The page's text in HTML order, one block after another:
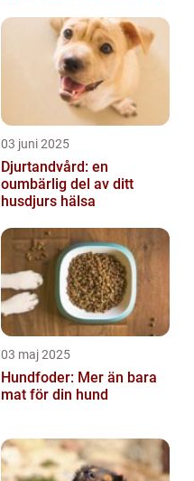
03 juni 2025
Djurtandvård: en
oumbärlig del av ditt
husdjurs hälsa
03 maj 2025
Hundfoder: Mer än bara
mat för din hund